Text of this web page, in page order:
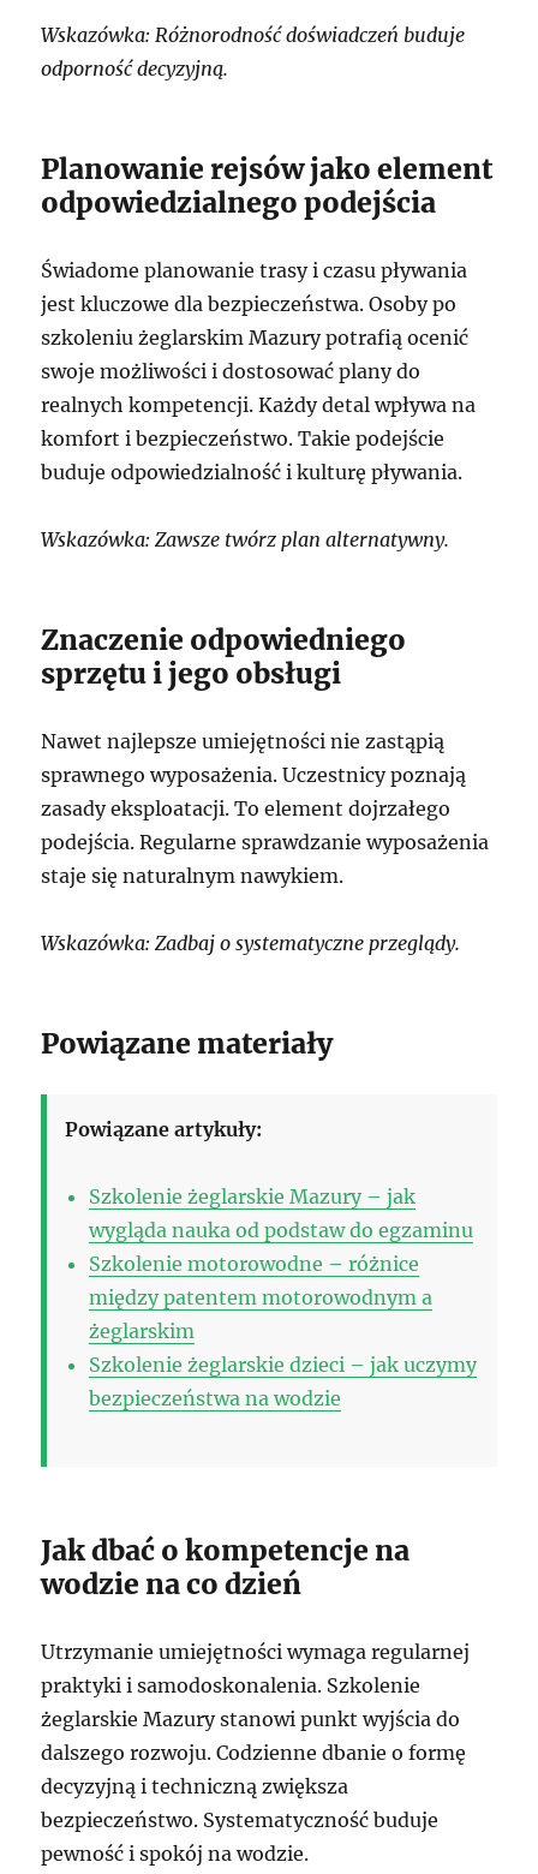
Wskazówka: Różnorodność doświadczeń buduje
odporność decyzyjną.
Planowanie rejsów jako element
odpowiedzialnego podejścia
Świadome planowanie trasy i czasu pływania
jest kluczowe dla bezpieczeństwa. Osoby po
szkoleniu żeglarskim Mazury potrafią ocenić
swoje możliwości i dostosować plany do
realnych kompetencji. Każdy detal wpływa na
komfort i bezpieczeństwo. Takie podejście
buduje odpowiedzialność i kulturę pływania.
Wskazówka: Zawsze twórz plan alternatywny.
Znaczenie odpowiedniego
sprzętu i jego obsługi
Nawet najlepsze umiejętności nie zastąpią
sprawnego wyposażenia. Uczestnicy poznają
zasady eksploatacji. To element dojrzałego
podejścia. Regularne sprawdzanie wyposażenia
staje się naturalnym nawykiem.
Wskazówka: Zadbaj o systematyczne przeglądy.
Powiązane materiały
Powiązane artykuły:
Szkolenie żeglarskie Mazury – jak
wygląda nauka od podstaw do egzaminu
Szkolenie motorowodne – różnice
między patentem motorowodnym a
żeglarskim
Szkolenie żeglarskie dzieci – jak uczymy
bezpieczeństwa na wodzie
Jak dbać o kompetencje na
wodzie na co dzień
Utrzymanie umiejętności wymaga regularnej
praktyki i samodoskonalenia. Szkolenie
żeglarskie Mazury stanowi punkt wyjścia do
dalszego rozwoju. Codzienne dbanie o formę
decyzyjną i techniczną zwiększa
bezpieczeństwo. Systematyczność buduje
pewność i spokój na wodzie.